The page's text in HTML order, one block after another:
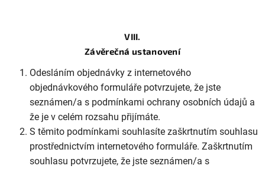
VIII.
Závěrečná ustanovení
Odesláním objednávky z internetového
objednávkového formuláře potvrzujete, že jste
seznámen/a s podmínkami ochrany osobních údajů a
že je v celém rozsahu přijímáte.
S těmito podmínkami souhlasíte zaškrtnutím souhlasu
prostřednictvím internetového formuláře. Zaškrtnutím
souhlasu potvrzujete, že jste seznámen/a s